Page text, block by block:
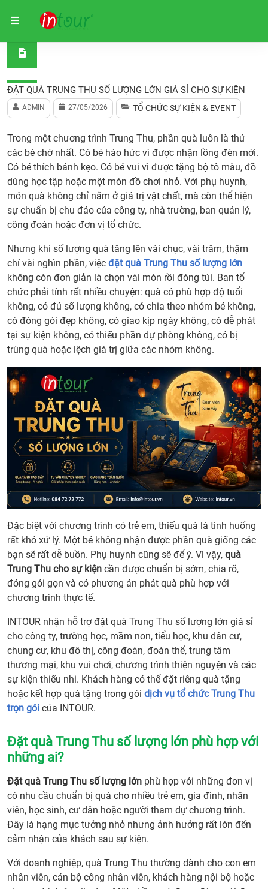
Trang chủ Tổ chức sự kiện & event
ĐẶT QUÀ TRUNG THU SỐ LƯỢNG LỚN GIÁ SỈ CHO SỰ KIỆN
ADMIN 27/05/2026 TỔ CHỨC SỰ KIỆN & EVENT
Trong một chương trình Trung Thu, phần quà luôn là thứ
các bé chờ nhất. Có bé háo hức vì được nhận lồng đèn mới.
Có bé thích bánh kẹo. Có bé vui vì được tặng bộ tô màu, đồ
dùng học tập hoặc một món đồ chơi nhỏ. Với phụ huynh,
món quà không chỉ nằm ở giá trị vật chất, mà còn thể hiện
sự chuẩn bị chu đáo của công ty, nhà trường, ban quản lý,
công đoàn hoặc đơn vị tổ chức.
Nhưng khi số lượng quà tăng lên vài chục, vài trăm, thậm
chí vài nghìn phần, việc đặt quà Trung Thu số lượng lớn
không còn đơn giản là chọn vài món rồi đóng túi. Ban tổ
chức phải tính rất nhiều chuyện: quà có phù hợp độ tuổi
không, có đủ số lượng không, có chia theo nhóm bé không,
có đóng gói đẹp không, có giao kịp ngày không, có dễ phát
tại sự kiện không, có thiếu phần dự phòng không, có bị
trùng quà hoặc lệch giá trị giữa các nhóm không.
Đặc biệt với chương trình có trẻ em, thiếu quà là tình huống
rất khó xử lý. Một bé không nhận được phần quà giống các
bạn sẽ rất dễ buồn. Phụ huynh cũng sẽ để ý. Vì vậy, quà
Trung Thu cho sự kiện cần được chuẩn bị sớm, chia rõ,
đóng gói gọn và có phương án phát quà phù hợp với
chương trình thực tế.
INTOUR nhận hỗ trợ đặt quà Trung Thu số lượng lớn giá sỉ
cho công ty, trường học, mầm non, tiểu học, khu dân cư,
chung cư, khu đô thị, công đoàn, đoàn thể, trung tâm
thương mại, khu vui chơi, chương trình thiện nguyện và các
sự kiện thiếu nhi. Khách hàng có thể đặt riêng quà tặng
hoặc kết hợp quà tặng trong gói dịch vụ tổ chức Trung Thu
trọn gói của INTOUR.
Đặt quà Trung Thu số lượng lớn phù hợp với
những ai?
Đặt quà Trung Thu số lượng lớn phù hợp với những đơn vị
có nhu cầu chuẩn bị quà cho nhiều trẻ em, gia đình, nhân
viên, học sinh, cư dân hoặc người tham dự chương trình.
Đây là hạng mục tưởng nhỏ nhưng ảnh hưởng rất lớn đến
cảm nhận của khách sau sự kiện.
Với doanh nghiệp, quà Trung Thu thường dành cho con em
nhân viên, cán bộ công nhân viên, khách hàng nội bộ hoặc